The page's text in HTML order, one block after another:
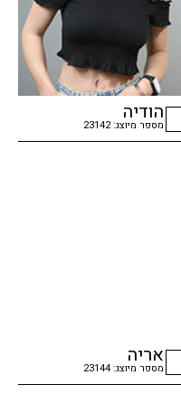
הודיה
מספר מיוצג: 23142
אריה
מספר מיוצג: 23144